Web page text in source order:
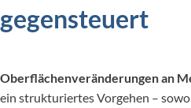
gegensteuert
Oberflächenveränderungen an
ein strukturiertes Vorgehen –